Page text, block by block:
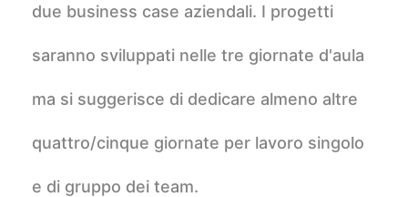
due business case aziendali. I progetti
saranno sviluppati nelle tre giornate d'aula
ma si suggerisce di dedicare almeno altre
quattro/cinque giornate per lavoro singolo
e di gruppo dei team.